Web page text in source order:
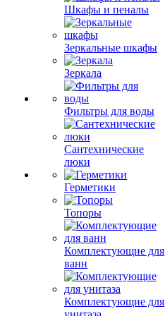
Шкафы и пеналы
Зеркальные шкафы
Зеркала
Фильтры для воды
Сантехнические
люки
Герметики
Топоры
Комплектующие для
ванн
Комплектующие для